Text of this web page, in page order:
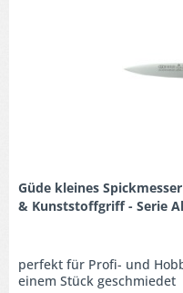
Güde kleines
& Kunststoffgriff - Serie
perfekt für Profi- und
einem Stück geschmiedet